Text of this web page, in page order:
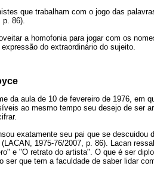
que trabalham com o jogo das
p. 86).
a homofonia para jogar com os
do extraordinário do sujeito.
da aula de 10 de fevereiro de 1976, em
ao mesmo tempo seu desejo de ser
exatamente seu pai que se
1975-76/2007, p. 86). Lacan
e "O retrato do artista". O que é ser
ser que tem a faculdade de saber lidar